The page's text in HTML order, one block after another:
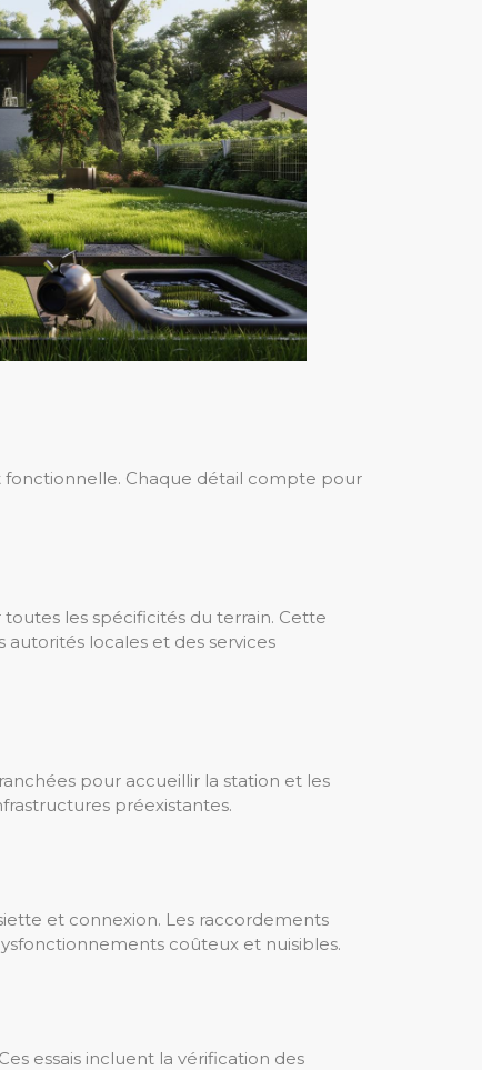
fonctionnelle. Chaque détail compte pour
les spécificités du terrain. Cette
autorités locales et des services
pour accueillir la station et les
préexistantes.
et connexion. Les raccordements
coûteux et nuisibles.
essais incluent la vérification des